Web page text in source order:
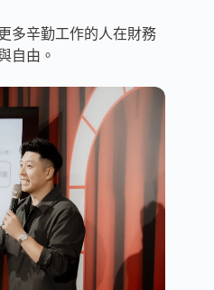
多辛勤工作的人在財務
自由。